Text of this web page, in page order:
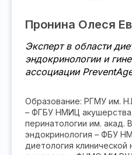
Пронина Олеся
Эксперт в области
эндокринологии и
ассоциации
Образование: РГМУ им.
– ФГБУ НМИЦ акушерства,
перинатологии им. акад.
эндокринология – ФБУ
диетология клинической